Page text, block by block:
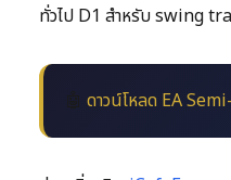
ทั่วไป D1 สำหรับ swing
ดาวน์โหลด EA